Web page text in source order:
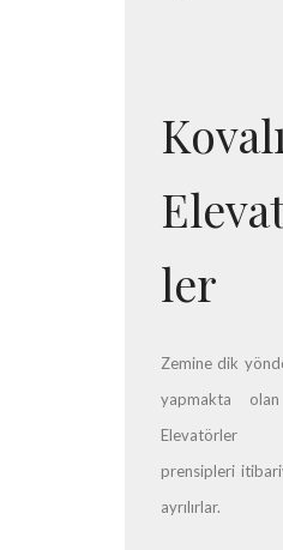
Kovalı
ler
Zemine dik
yapmakta olan
Elevatörler
prensipleri
ayrılırlar.